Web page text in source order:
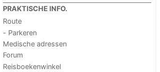
PRAKTISCHE INFO.
Route
- Parkeren
Medische adressen
Forum
Reisboekenwinkel